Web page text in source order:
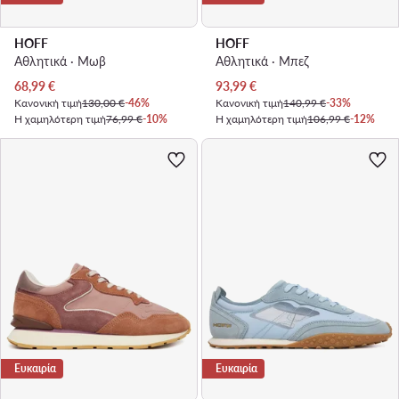
HOFF
Αθλητικά · Μωβ
Τρέχουσα τιμή
68,99€
Κανονική τιμή130,00 €-46%
Η χαμηλότερη τιμή76,99 €-10%
HOFF
Αθλητικά · Μπεζ
Τρέχουσα τιμή
93,99€
Κανονική τιμή140,99 €-33%
Η χαμηλότερη τιμή106,99 €-12%
Ευκαιρία Ευκαιρία